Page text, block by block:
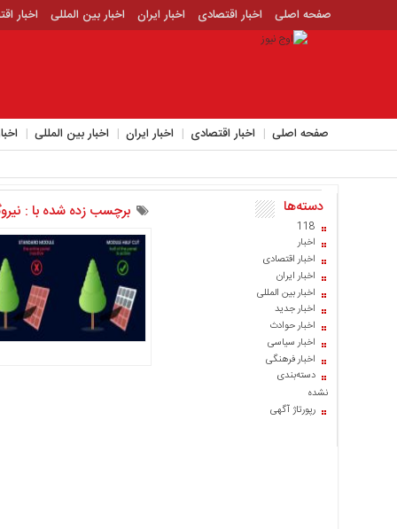
صفحه اصلی اخبار اقتصادی اخبار ایران اخبار بین المللی
اخبار
اخبار جدید
اخبار حوادث
صفحه اصلی اخبار اقتصادی اخبار ایران اخبار بین المللی
صفحه
اقتصادی
دسته‌ها
118
اخبار
اخبار اقتصادی
اخبار ایران
اخبار بین المللی
اخبار جدید
اخبار حوادث
اخبار سیاسی
اخبار فرهنگی
دسته‌بندی
نشده
رپورتاژ آگهی
برچسب زده شده با :